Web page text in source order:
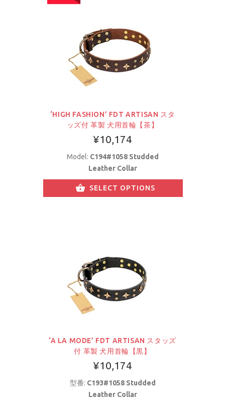
‘HIGH FASHION’ FDT ARTISAN スタ
ッズ付 革製 犬用首輪【茶】
¥10,174
Model: C194#1058 Studded
Leather Collar
SELECT OPTIONS
‘A LA MODE’ FDT ARTISAN スタッズ
付 革製 犬用首輪【黒】
¥10,174
型番: C193#1058 Studded
Leather Collar